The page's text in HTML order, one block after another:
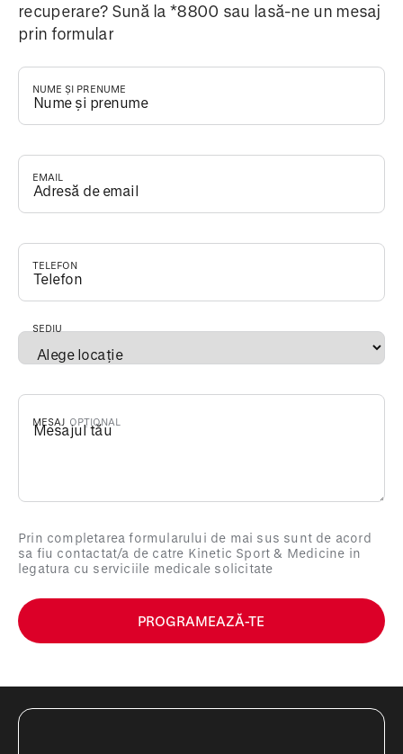
recuperare? Sună la *8800 sau lasă-ne un mesaj
prin formular
NUME ȘI PRENUME
EMAIL
TELEFON
SEDIU
MESAJ
Prin completarea formularului de mai sus sunt de acord
sa fiu contactat/a de catre Kinetic Sport & Medicine in
legatura cu serviciile medicale solicitate
PROGRAMEAZĂ-TE